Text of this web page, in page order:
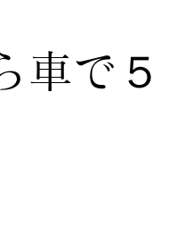
車で５